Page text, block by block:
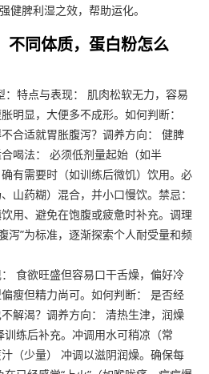
健脾利湿之效，帮助运化。
不同体质，蛋白粉怎么
特点与表现： 肌肉松软无力，容易
明显，大便多不成形。如何判断：
合适就胃胀腹泻？调养方向： 健脾
喝法： 必须低剂量起始（如半
有需要时（如训练后微饥）饮用。必
山药糊）混合，并小口慢饮。禁忌：
用、避免在饱腹或疲惫时补充。调理
泻”为标准，逐渐探索个人耐受量和频
食欲旺盛但容易口干舌燥，偏好冷
瘦但精力尚可。如何判断： 是否经
解渴？调养方向： 清热生津，润燥
练后补充。冲调用水可稍凉（常
（少量） 冲调以滋阴润燥。确保每